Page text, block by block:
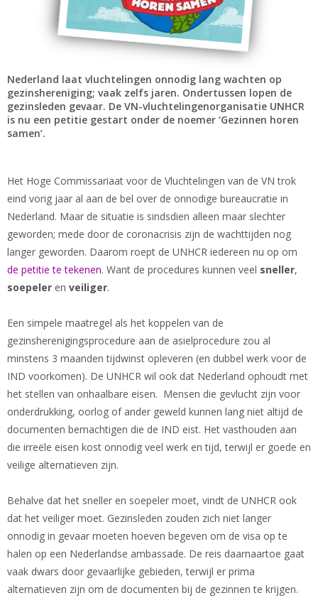
Nederland laat vluchtelingen onnodig lang wachten op
gezinshereniging; vaak zelfs jaren. Ondertussen lopen de
gezinsleden gevaar. De VN-vluchtelingenorganisatie UNHCR
is nu een petitie gestart onder de noemer ‘Gezinnen horen
samen’.
Het Hoge Commissariaat voor de Vluchtelingen van de VN trok
eind vorig jaar al aan de bel over de onnodige bureaucratie in
Nederland. Maar de situatie is sindsdien alleen maar slechter
geworden; mede door de coronacrisis zijn de wachttijden nog
langer geworden. Daarom roept de UNHCR iedereen nu op om
de petitie te tekenen. Want de procedures kunnen veel sneller,
soepeler en veiliger.
Een simpele maatregel als het koppelen van de
gezinsherenigingsprocedure aan de asielprocedure zou al
minstens 3 maanden tijdwinst opleveren (en dubbel werk voor de
IND voorkomen). De UNHCR wil ook dat Nederland ophoudt met
het stellen van onhaalbare eisen. Mensen die gevlucht zijn voor
onderdrukking, oorlog of ander geweld kunnen lang niet altijd de
documenten bemachtigen die de IND eist. Het vasthouden aan
die irreële eisen kost onnodig veel werk en tijd, terwijl er goede en
veilige alternatieven zijn.
Behalve dat het sneller en soepeler moet, vindt de UNHCR ook
dat het veiliger moet. Gezinsleden zouden zich niet langer
onnodig in gevaar moeten hoeven begeven om de visa op te
halen op een Nederlandse ambassade. De reis daarnaartoe gaat
vaak dwars door gevaarlijke gebieden, terwijl er prima
alternatieven zijn om de documenten bij de gezinnen te krijgen.